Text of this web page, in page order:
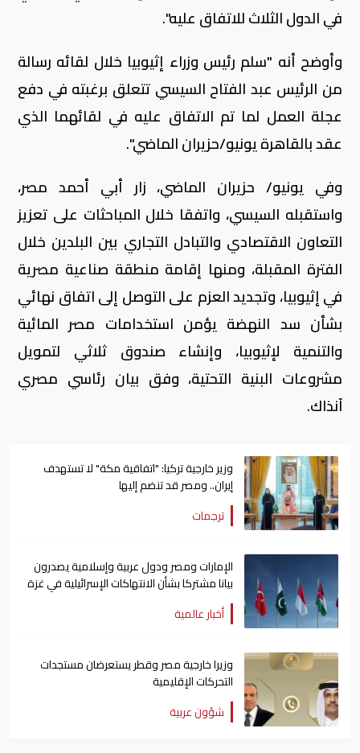
في الدول الثلاث للاتفاق عليه".
وأوضح أنه "سلم رئيس وزراء إثيوبيا خلال لقائه رسالة
من الرئيس عبد الفتاح السيسي تتعلق برغبته في دفع
عجلة العمل لما تم الاتفاق عليه في لقائهما الذي
عقد بالقاهرة يونيو/حزيران الماضي".
وفي يونيو/ حزيران الماضي، زار أبي أحمد مصر،
واستقبله السيسي، واتفقا خلال المباحثات على تعزيز
التعاون الاقتصادي والتبادل التجاري بين البلدين خلال
الفترة المقبلة، ومنها إقامة منطقة صناعية مصرية
في إثيوبيا، وتجديد العزم على التوصل إلى اتفاق نهائي
بشأن سد النهضة يؤمن استخدامات مصر المائية
والتنمية لإثيوبيا، وإنشاء صندوق ثلاثي لتمويل
مشروعات البنية التحتية، وفق بيان رئاسي مصري
آنذاك.
وزير خارجية تركيا: "اتفاقية مكة" لا تستهدف
إيران.. ومصر قد تنضم إليها
ترجمات
الإمارات ومصر ودول عربية وإسلامية يصدرون
بيانا مشتركا بشأن الانتهاكات الإسرائيلية في غزة
أخبار عالمية
وزيرا خارجية مصر وقطر يستعرضان مستجدات
التحركات الإقليمية
شؤون عربية